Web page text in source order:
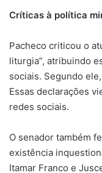
Críticas à política
Pacheco criticou o
liturgia”, atribuindo
sociais. Segundo
Essas declarações
redes sociais.
O senador também
existência
Itamar Franco e